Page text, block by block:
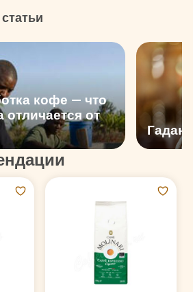
кофе — что
отличается от